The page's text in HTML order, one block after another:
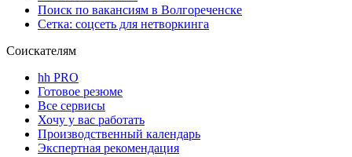
Поиск по вакансиям в Волгореченске
Сетка: соцсеть для нетворкинга
Соискателям
hh PRO
Готовое резюме
Все сервисы
Хочу у вас работать
Производственный календарь
Экспертная рекомендация